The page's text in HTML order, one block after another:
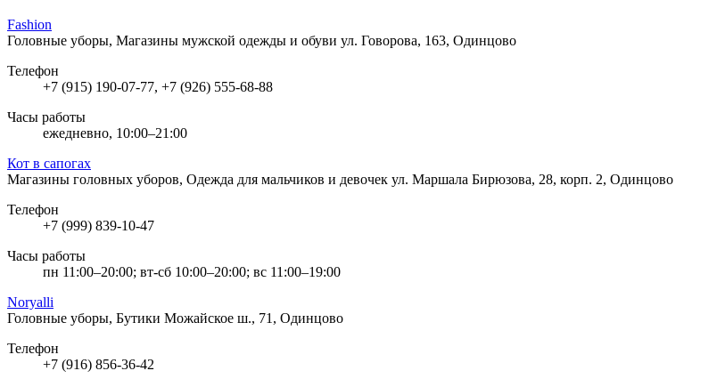
Fashion
Головные уборы, Магазины мужской одежды и обуви ул. Говорова, 163, Одинцово
Телефон
+7 (915) 190-07-77, +7 (926) 555-68-88
Часы работы
ежедневно, 10:00–21:00
Кот в сапогах
Магазины головных уборов, Одежда для мальчиков и девочек ул. Маршала Бирюзова, 28, корп. 2, Одинцово
Телефон
+7 (999) 839-10-47
Часы работы
пн 11:00–20:00; вт-сб 10:00–20:00; вс 11:00–19:00
Noryalli
Головные уборы, Бутики Можайское ш., 71, Одинцово
Телефон
+7 (916) 856-36-42